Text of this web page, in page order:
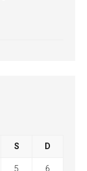
S D
5 6